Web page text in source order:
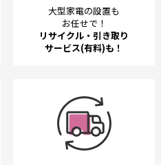
大型家電の設置も
お任せで！
リサイクル・引き取り
サービス(有料)も！